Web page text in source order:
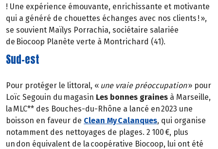
! Une expérience émouvante, enrichissante et motivante
qui a généré de chouettes échanges avec nos clients ! »,
se souvient Maïlys Porrachia, sociétaire salariée
de Biocoop Planète verte à Montrichard (41).
Sud-est
Pour protéger le littoral, « une vraie préoccupation» pour
Loïc Segouin du magasin Les bonnes graines à Marseille,
la MLC** des Bouches-du-Rhône a lancé en 2023 une
boisson en faveur de Clean My Calanques, qui organise
notamment des nettoyages de plages. 2 100 €, plus
un don équivalent de la coopérative Biocoop, lui ont été